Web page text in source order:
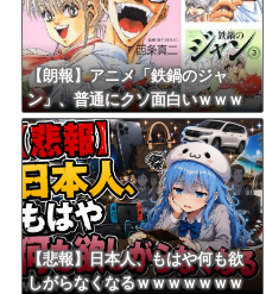
【朗報】アニメ「鉄鍋のジャ
ン」、普通にクソ面白いｗｗｗ
ｗｗｗｗｗｗｗｗ
【悲報】日本人、もはや何も欲
しがらなくなるｗｗｗｗｗｗｗ